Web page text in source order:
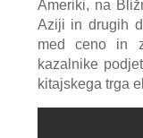
Ameriki, na
Aziji in drugih
med ceno in
kazalnike
kitajskega trga